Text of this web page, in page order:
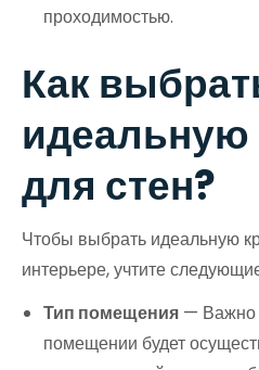
проходимостью.
Как
идеальную
для стен?
Чтобы выбрать идеальную
интерьере, учтите
Тип помещения — Важно
помещении будет